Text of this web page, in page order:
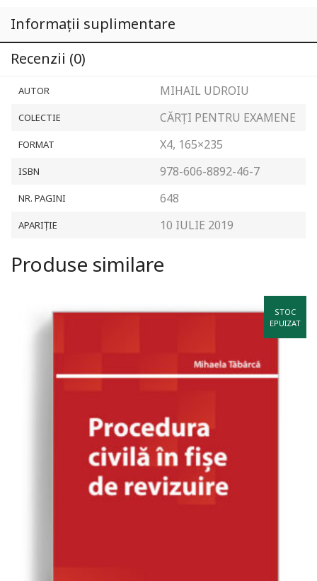
Informații suplimentare
Recenzii (0)
AUTOR MIHAIL UDROIU
COLECTIE CĂRȚI PENTRU EXAMENE
FORMAT X4, 165×235
ISBN 978-606-8892-46-7
NR. PAGINI 648
APARIȚIE 10 IULIE 2019
Produse similare
STOC
EPUIZAT